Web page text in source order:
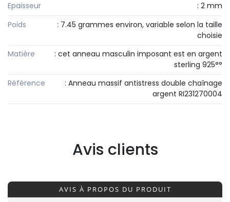
Epaisseur
: 2 mm
Poids
: 7.45 grammes environ, variable selon la taille
choisie
Matière
: cet anneau masculin imposant est en argent
sterling 925°°
Référence
: Anneau massif antistress double chaînage
argent RI231270004
Avis clients
AVIS À PROPOS DU PRODUIT